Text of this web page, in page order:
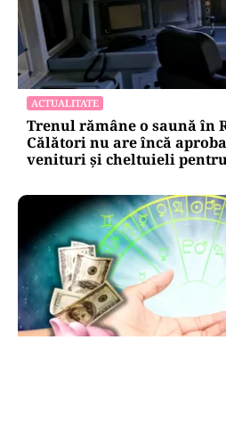
ACTUALITATE
Trenul rămâne o saună în
Călători nu are încă
venituri și cheltuieli pentru